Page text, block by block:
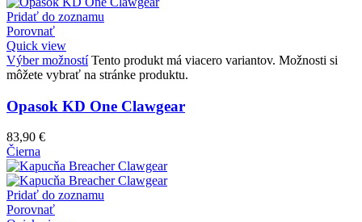
Pridať do zoznamu
Porovnať
Quick view
Výber možností Tento produkt má viacero variantov. Možnosti si
môžete vybrať na stránke produktu.
Opasok KD One Clawgear
83,90 €
Čierna
Pridať do zoznamu
Porovnať